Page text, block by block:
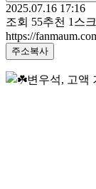
2025.07.16 17:16
조회 55추천 1 스
https://
주소복사